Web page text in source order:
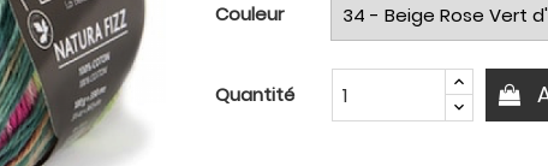
Couleur
Quantité